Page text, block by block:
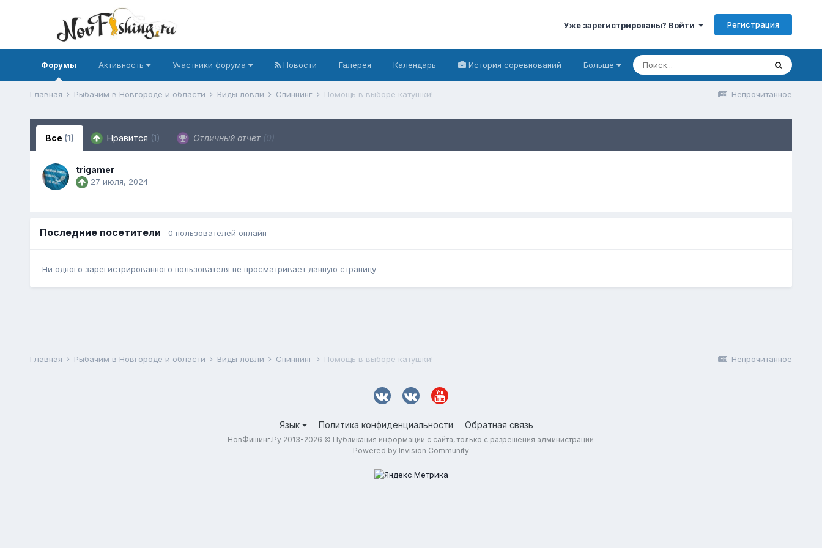
Уже зарегистрированы? Войти Регистрация
Форумы Активность Участники форума Новости Галерея Календарь История соревнований Больше
Непрочитанное
Главная Рыбачим в Новгороде и области Виды ловли Спиннинг Помощь в выборе катушки!
Все (1) Нравится (1) Отличный отчёт (0)
trigamer
27 июля, 2024
Последние посетители 0 пользователей онлайн
Ни одного зарегистрированного пользователя не просматривает данную страницу
Непрочитанное
Главная Рыбачим в Новгороде и области Виды ловли Спиннинг Помощь в выборе катушки!
Язык Политика конфиденциальности Обратная связь
НовФишинг.Ру 2013-2026 © Публикация информации с сайта, только с разрешения администрации
Powered by Invision Community